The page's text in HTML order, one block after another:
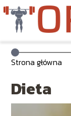
Strona główna
Dieta